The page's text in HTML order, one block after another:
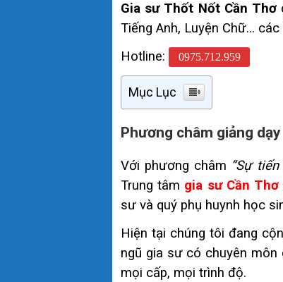
Gia sư Thốt Nốt Cần Thơ
Tiếng Anh, Luyện Chữ…
Hotline:
0975.712.959
Mục Lục
Phương châm giảng dạy
Với phương châm “Sự
Trung tâm gia sư Cần Thơ
sư và quý phụ huynh học
Hiện tại chúng tôi đang
ngũ gia sư có chuyên
mọi cấp, mọi trình độ.